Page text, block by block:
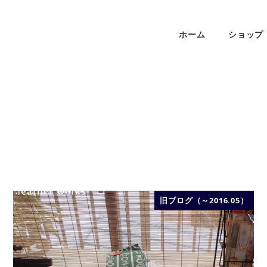
ホーム ショップ
旧ブログ（～2016.05）